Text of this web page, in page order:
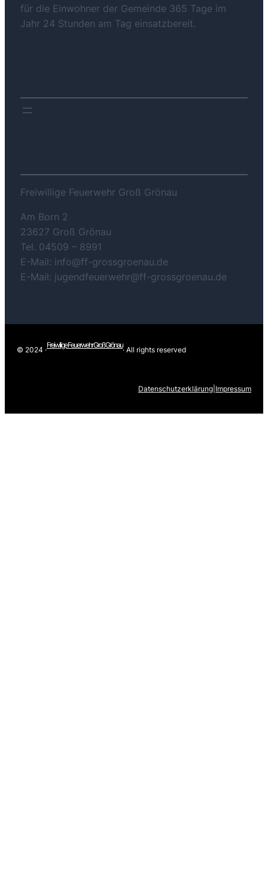
für die Einwohner der Gemeinde 365 Tage im
Jahr 24 Stunden am Tag einsatzbereit.
Freiwillige Feuerwehr Groß Grönau
Am Born 2
23627 Groß Grönau
Tel. 04509 – 8991
E-Mail: info@ff-grossgroenau.de
E-Mail: jugendfeuerwehr@ff-grossgroenau.de
© 2024 ·
Freiwilige Feuerwehr Groß Grönau
· All rights reserved
Datenschutzerklärung Impressum